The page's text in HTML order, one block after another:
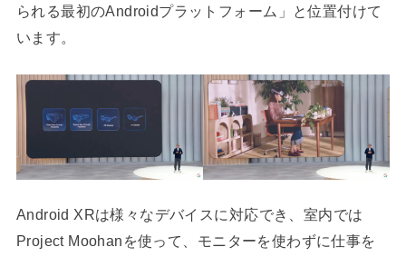
られる最初のAndroidプラットフォーム」と位置付けて
います。
Android XRは様々なデバイスに対応でき、室内では
Project Moohanを使って、モニターを使わずに仕事を